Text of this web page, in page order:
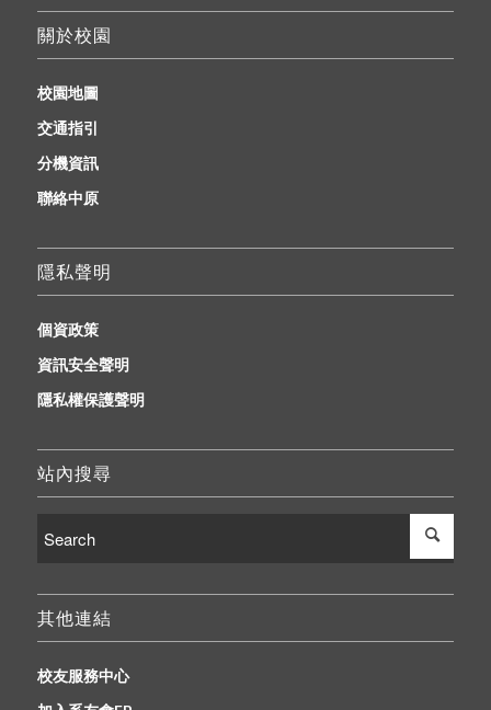
關於校園
校園地圖
交通指引
分機資訊
聯絡中原
隱私聲明
個資政策
資訊安全聲明
隱私權保護聲明
站內搜尋
其他連結
校友服務中心